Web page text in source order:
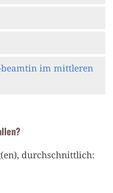
beamtin im mittleren
durchschnittlich: